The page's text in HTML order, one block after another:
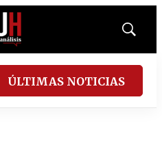
Mostrar
ÚLTIMAS NOTICIAS